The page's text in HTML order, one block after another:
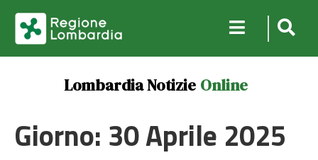
Lombardia Notizie Online
Giorno: 30 Aprile 2025